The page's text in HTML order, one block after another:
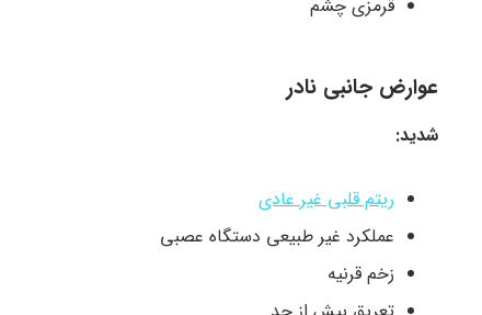
قرمزی چشم
عوارض جانبی نادر
شدید:
ریتم قلبی غیر عادی
عملکرد غیر طبیعی دستگاه عصبی
زخم قرنیه